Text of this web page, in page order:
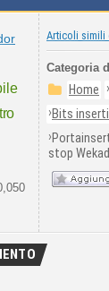
Articoli simili
Categoria
Home ›
›Bits inserti
›
stop